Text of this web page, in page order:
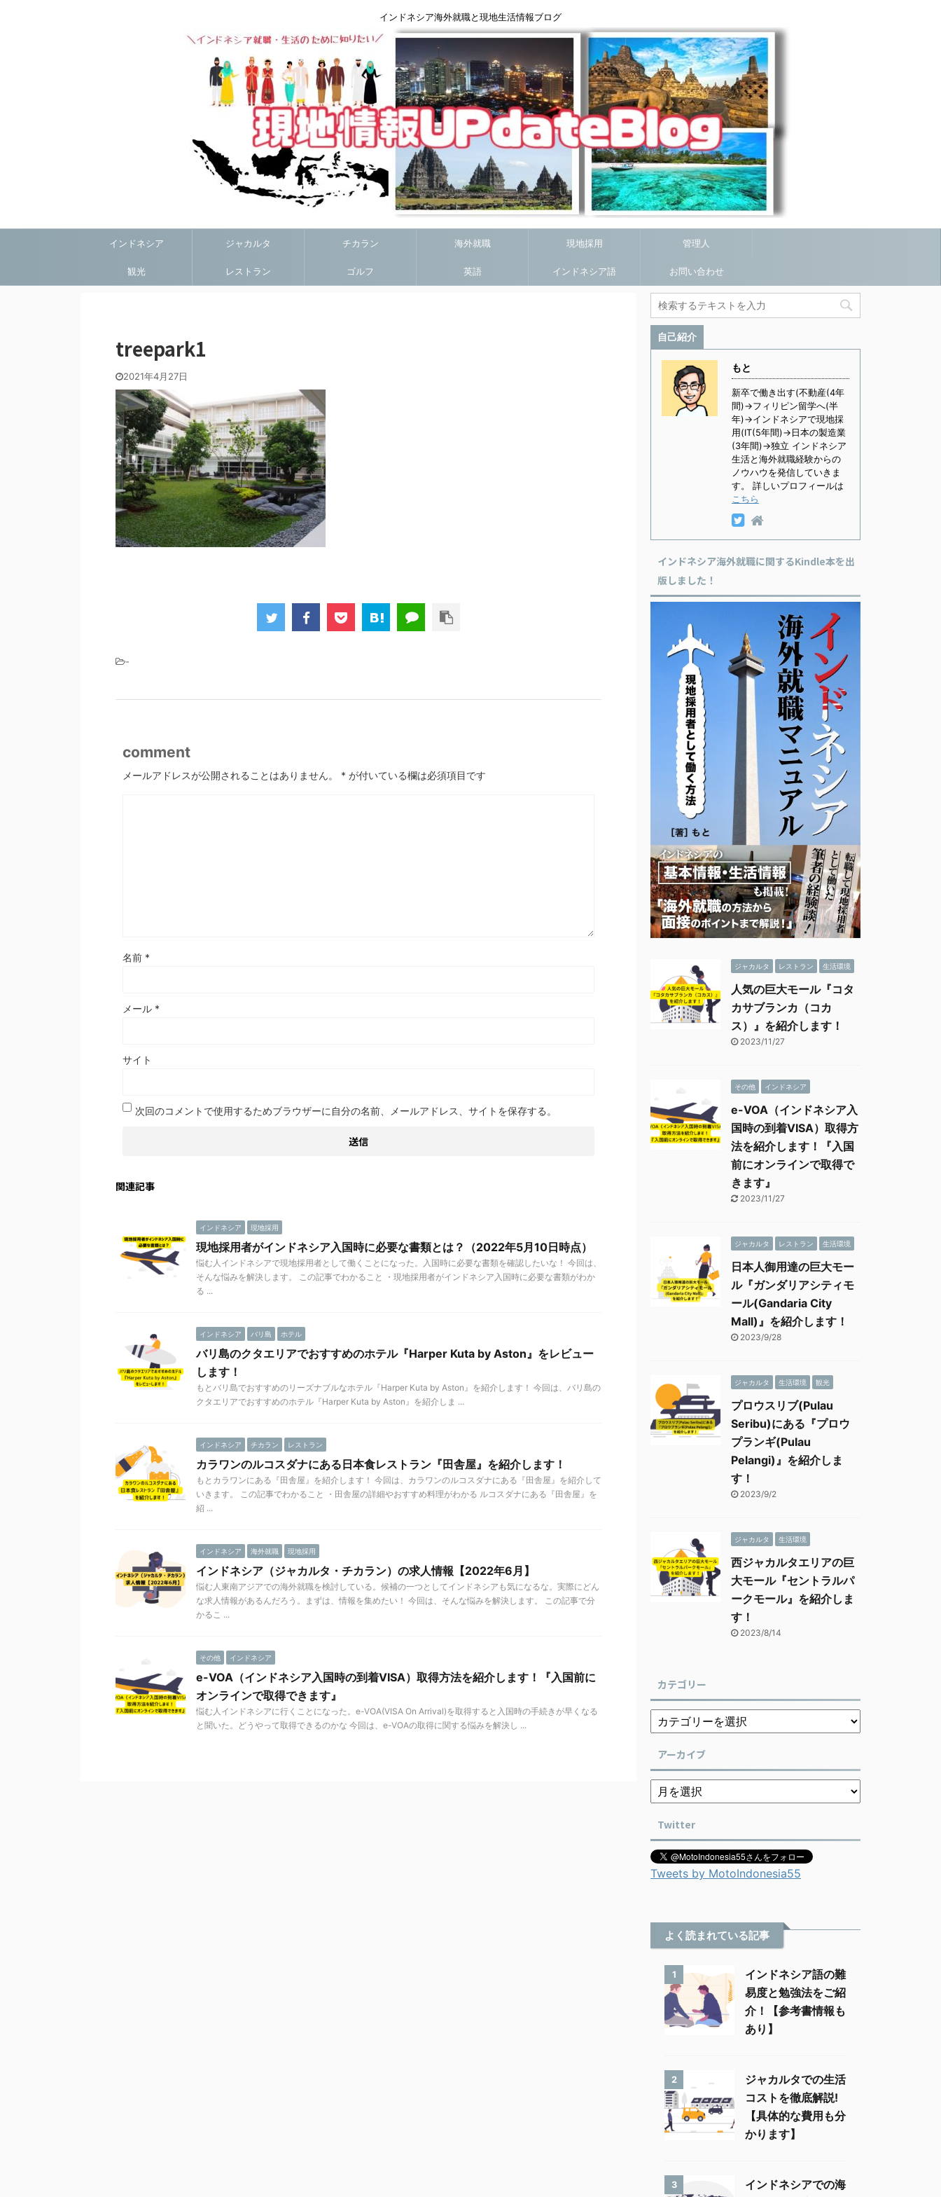
インドネシア海外就職と現地生活情報ブログ
インドネシア ジャカルタ チカラン 海外就職 現地採用 管理人
観光 レストラン ゴルフ 英語 インドネシア語 お問い合わせ
treepark1
2021年4月27日
-
comment
メールアドレスが公開されることはありません。 * が付いている欄は必須項目です
名前 *
メール *
サイト
次回のコメントで使用するためブラウザーに自分の名前、メールアドレス、サイトを保存する。
関連記事
インドネシア 現地採用
現地採用者がインドネシア入国時に必要な書類とは？（2022年5月10日時点）
悩む人インドネシアで現地採用者として働くことになった。入国時に必要な書類を確認したいな！ 今回は、
そんな悩みを解決します。 この記事でわかること ・現地採用者がインドネシア入国時に必要な書類がわか
る ...
インドネシア バリ島 ホテル
バリ島のクタエリアでおすすめのホテル『Harper Kuta by Aston』をレビュー
します！
もとバリ島でおすすめのリーズナブルなホテル『Harper Kuta by Aston』を紹介します！ 今回は、バリ島の
クタエリアでおすすめのホテル『Harper Kuta by Aston』を紹介しま ...
インドネシア チカラン レストラン
カラワンのルコスダナにある日本食レストラン『田舎屋』を紹介します！
もとカラワンにある『田舎屋』を紹介します！ 今回は、カラワンのルコスダナにある『田舎屋』を紹介して
いきます。 この記事でわかること ・田舎屋の詳細やおすすめ料理がわかる ルコスダナにある『田舎屋』を
紹 ...
インドネシア 海外就職 現地採用
インドネシア（ジャカルタ・チカラン）の求人情報【2022年6月】
悩む人東南アジアでの海外就職を検討している。候補の一つとしてインドネシアも気になるな。実際にどん
な求人情報があるんだろう。まずは、情報を集めたい！ 今回は、そんな悩みを解決します。 この記事で分
かるこ ...
その他 インドネシア
e-VOA（インドネシア入国時の到着VISA）取得方法を紹介します！『入国前に
オンラインで取得できます』
悩む人インドネシアに行くことになった。e-VOA(VISA On Arrival)を取得すると入国時の手続きが早くなる
と聞いた。どうやって取得できるのかな 今回は、e-VOAの取得に関する悩みを解決し ...
自己紹介
もと
新卒で働き出す(不動産(4年
間)→フィリピン留学へ(半
年)→インドネシアで現地採
用(IT(5年間)→日本の製造業
(3年間)→独立 インドネシア
生活と海外就職経験からの
ノウハウを発信していきま
す。 詳しいプロフィールは
こちら
インドネシア海外就職に関するKindle本を出
版しました！
ジャカルタ レストラン 生活環境
人気の巨大モール『コタ
カサブランカ（コカ
ス）』を紹介します！
2023/11/27
その他 インドネシア
e-VOA（インドネシア入
国時の到着VISA）取得方
法を紹介します！『入国
前にオンラインで取得で
きます』
2023/11/27
ジャカルタ レストラン 生活環境
日本人御用達の巨大モー
ル『ガンダリアシティモ
ール(Gandaria City
Mall)』を紹介します！
2023/9/28
ジャカルタ 生活環境 観光
プロウスリブ(Pulau
Seribu)にある『プロウ
プランギ(Pulau
Pelangi)』を紹介しま
す！
2023/9/2
ジャカルタ 生活環境
西ジャカルタエリアの巨
大モール『セントラルパ
ークモール』を紹介しま
す！
2023/8/14
カテゴリー
アーカイブ
Twitter
Tweets by MotoIndonesia55
よく読まれている記事
1
インドネシア語の難
易度と勉強法をご紹
介！【参考書情報も
あり】
2
ジャカルタでの生活
コストを徹底解説!
【具体的な費用も分
かります】
3
インドネシアでの海